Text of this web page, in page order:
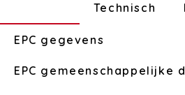
Technisch
EPC gegevens
EPC gemeenschappelijke